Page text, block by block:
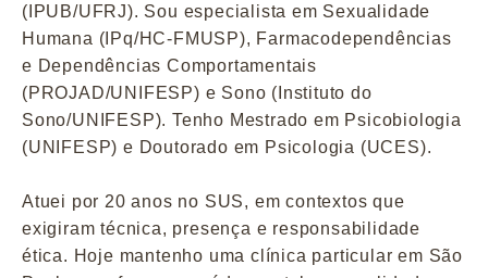
(IPUB/UFRJ). Sou especialista em Sexualidade
Humana (IPq/HC-FMUSP), Farmacodependências
e Dependências Comportamentais
(PROJAD/UNIFESP) e Sono (Instituto do
Sono/UNIFESP). Tenho Mestrado em Psicobiologia
(UNIFESP) e Doutorado em Psicologia (UCES).
Atuei por 20 anos no SUS, em contextos que
exigiram técnica, presença e responsabilidade
ética. Hoje mantenho uma clínica particular em São